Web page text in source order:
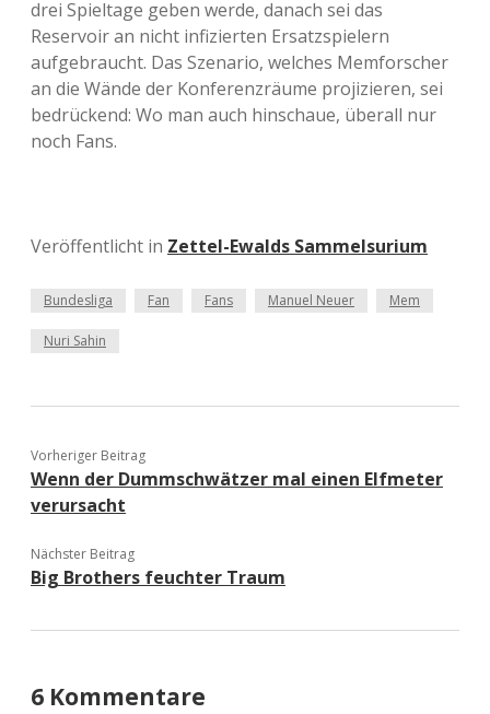
drei Spieltage geben werde, danach sei das
Reservoir an nicht infizierten Ersatzspielern
aufgebraucht. Das Szenario, welches Memforscher
an die Wände der Konferenzräume projizieren, sei
bedrückend: Wo man auch hinschaue, überall nur
noch Fans.
Veröffentlicht in Zettel-Ewalds Sammelsurium
Bundesliga Fan Fans Manuel Neuer Mem
Nuri Sahin
Vorheriger Beitrag
Wenn der Dummschwätzer mal einen Elfmeter
verursacht
Nächster Beitrag
Big Brothers feuchter Traum
6 Kommentare